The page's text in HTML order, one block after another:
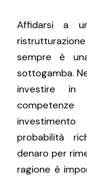
Affidarsi a
sempre è
sottogamba.
investire in
probabilità
denaro per
ragione è